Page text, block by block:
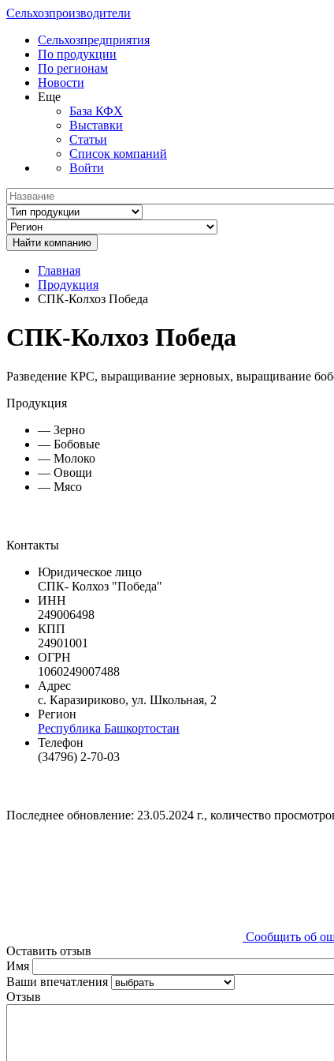
Сельхозпроизводители
Сельхозпредприятия
По продукции
По регионам
Новости
Еще
База КФХ
Выставки
Статьи
Список компаний
Войти
Главная
Продукция
СПК-Колхоз Победа
СПК-Колхоз Победа
Разведение КРС, выращивание зерновых, выращивание
Продукция
— Зерно
— Бобовые
— Молоко
— Овощи
— Мясо
Контакты
Юридическое лицо
СПК- Колхоз "Победа"
ИНН
249006498
КПП
24901001
ОГРН
1060249007488
Адрес
с. Каразириково, ул. Школьная, 2
Регион
Республика Башкортостан
Телефон
(34796) 2-70-03
Последнее обновление: 23.05.2024 г., количество
Сообщить об
Оставить отзыв
Имя
Ваши впечатления
Отзыв